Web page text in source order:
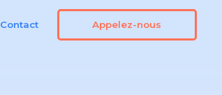
Contact Appelez-nous